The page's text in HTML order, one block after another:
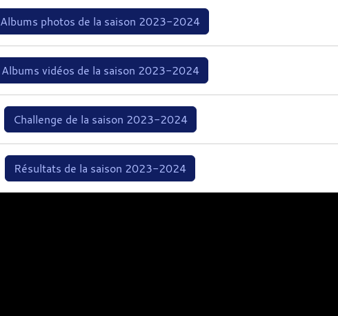
Albums photos de la saison 2023-2024
Albums vidéos de la saison 2023-2024
Challenge de la saison 2023-2024
Résultats de la saison 2023-2024